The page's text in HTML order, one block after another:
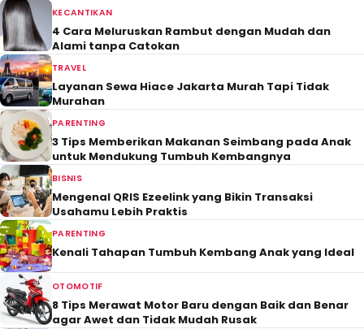
KECANTIKAN
4 Cara Meluruskan Rambut dengan Mudah dan
Alami tanpa Catokan
TRAVEL
Layanan Sewa Hiace Jakarta Murah Tapi Tidak
Murahan
PARENTING
3 Tips Memberikan Makanan Seimbang pada Anak
untuk Mendukung Tumbuh Kembangnya
BISNIS
Mengenal QRIS Ezeelink yang Bikin Transaksi
Usahamu Lebih Praktis
PARENTING
Kenali Tahapan Tumbuh Kembang Anak yang Ideal
OTOMOTIF
8 Tips Merawat Motor Baru dengan Baik dan Benar
agar Awet dan Tidak Mudah Rusak